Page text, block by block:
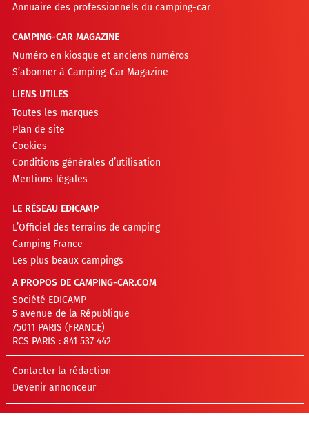
Annuaire des professionnels du camping-car
CAMPING-CAR MAGAZINE
Numéro en kiosque et anciens numéros
S’abonner à Camping-Car Magazine
LIENS UTILES
Toutes les marques
Plan de site
Cookies
Conditions générales d’utilisation
Mentions légales
LE RÉSEAU EDICAMP
L’Officiel des terrains de camping
Camping France
Les plus beaux campings
A PROPOS DE CAMPING-CAR.COM
Société EDICAMP
5 avenue de la République
75011 PARIS (FRANCE)
RCS PARIS : 841 537 442
Contacter la rédaction
Devenir annonceur
©EDICAMP 2026